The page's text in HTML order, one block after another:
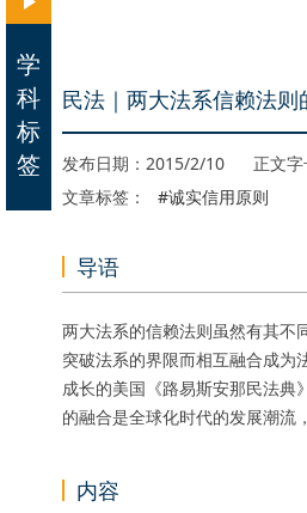
民法｜两大法系信赖法则
发布日期：2015/2/10 正文字
文章标签： #诚实信用原则
导语
两大法系的信赖法则虽然有其不
突破法系的界限而相互融合成为
成长的美国《路易斯安那民法典
的融合是全球化时代的发展潮流
内容
学
科
标
签